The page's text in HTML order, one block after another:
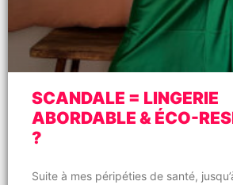
SCANDALE = LINGERIE
ABORDABLE & ÉCO-
?
Suite à mes péripéties de santé,